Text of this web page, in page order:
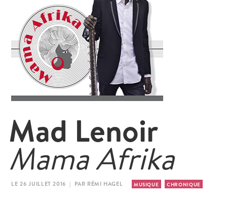
Mad Lenoir
Mama Afrika
LE 26 JUILLET 2016 | PAR RÉMI HAGEL MUSIQUE CHRONIQUE